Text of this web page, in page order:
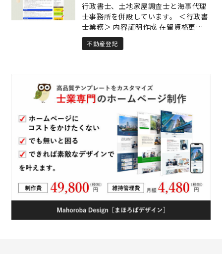
繰りのサポート、お客様が事業に専念
できるよう許認可取得だけでなく事業
活動全般に全力でサポート致します。
まずはお気軽にご相談ください。
行政書士、土地家屋調査士と海事代理
士事務所を併設しています。 ＜行政書
士業務＞ 内容証明作成 在留資格更新変
更、帰化等の国際業務 遺言、相続 民
泊、農地転用等の許認可 ＜土地家屋調
しています。 とりあえず電話での相談
をお待ちしております。
不動産登記